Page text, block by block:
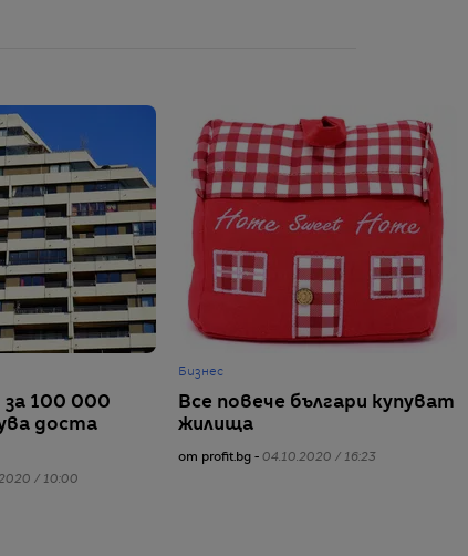
100 000
доста
/ 10:00
Бизнес
Все повече българи купуват
жилища
от profit.bg - 04.10.2020 / 16:23